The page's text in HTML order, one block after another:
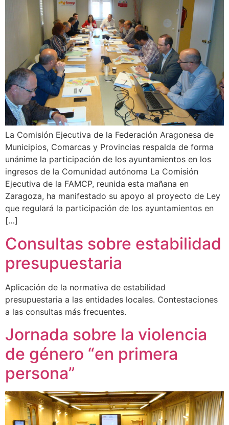
La Comisión Ejecutiva de la Federación Aragonesa de
Municipios, Comarcas y Provincias respalda de forma
unánime la participación de los ayuntamientos en los
ingresos de la Comunidad autónoma La Comisión
Ejecutiva de la FAMCP, reunida esta mañana en
Zaragoza, ha manifestado su apoyo al proyecto de Ley
que regulará la participación de los ayuntamientos en
[…]
Consultas sobre estabilidad
presupuestaria
Aplicación de la normativa de estabilidad
presupuestaria a las entidades locales. Contestaciones
a las consultas más frecuentes.
Jornada sobre la violencia
de género “en primera
persona”